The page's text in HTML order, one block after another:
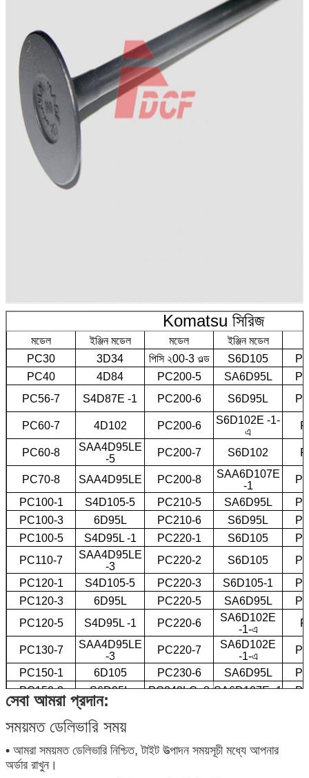
Komatsu সিরিজ
মডেল ইঞ্জিন মডেল মডেল ইঞ্জিন মডেল
PC30
3D34 পিসি ২00-3 ওল্ড S6D105
PC40
4D84 PC200-5 SA6D95L
PC56-7
S4D87E -1 PC200-6 S6D95L
PC60-7 4D102 PC200-6
S6D102E -1-
এ
PC60-8
SAA4D95LE
-5
PC200-7 S6D102
PC70-8 SAA4D95LE PC200-8
SAA6D107E
-1
PC100-1
S4D105-5 PC210-5 SA6D95L
PC100-3
6D95L PC210-6 S6D95L
PC100-5
S4D95L -1 PC220-1 S6D105
PC110-7
SAA4D95LE
-3
PC220-2 S6D105
PC120-1
S4D105-5 PC220-3 S6D105-1
PC120-3
6D95L PC220-5 SA6D95L
PC120-5
S4D95L -1 PC220-6
SA6D102E
-1-এ
PC130-7
SAA4D95LE
-3
PC220-7
SA6D102E
-1-এ
PC150-1
6D105 PC230-6 SA6D95L
PC150-3
S6D95L PC240LC -8 SA6D107E -1
PC200-1
6D105-1
PC200-2
S6D105
পিসি ২00-3-3
S6D105 PC300-2 NT855
সেবা আমরা প্রদান:
সময়মত ডেলিভারি সময়
• আমরা সময়মত ডেলিভারি নিশ্চিত, টাইট উত্পাদন সময়সূচী মধ্যে আপনার
অর্ডার রাখুন।